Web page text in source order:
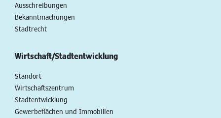
Ausschreibungen
Bekanntmachungen
Stadtrecht
Wirtschaft/Stadtentwicklung
Standort
Wirtschaftszentrum
Stadtentwicklung
Gewerbeflächen und Immobilien